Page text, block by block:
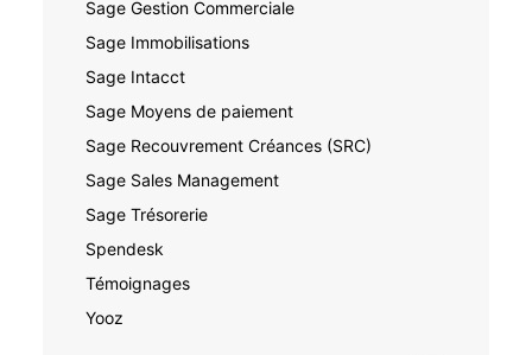
Sage Gestion Commerciale
Sage Immobilisations
Sage Intacct
Sage Moyens de paiement
Sage Recouvrement Créances (SRC)
Sage Sales Management
Sage Trésorerie
Spendesk
Témoignages
Yooz